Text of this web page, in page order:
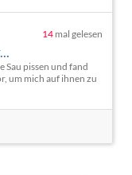
14 mal gelesen
Sau pissen und fand
um mich auf ihnen zu